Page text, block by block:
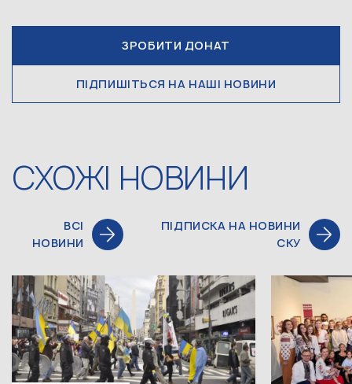
ЗРОБИТИ ДОНАТ
ПІДПИШІТЬСЯ НА НАШІ НОВИНИ
СХОЖІ НОВИНИ
ВСІ
НОВИНИ
ПІДПИСКА НА НОВИНИ
СКУ